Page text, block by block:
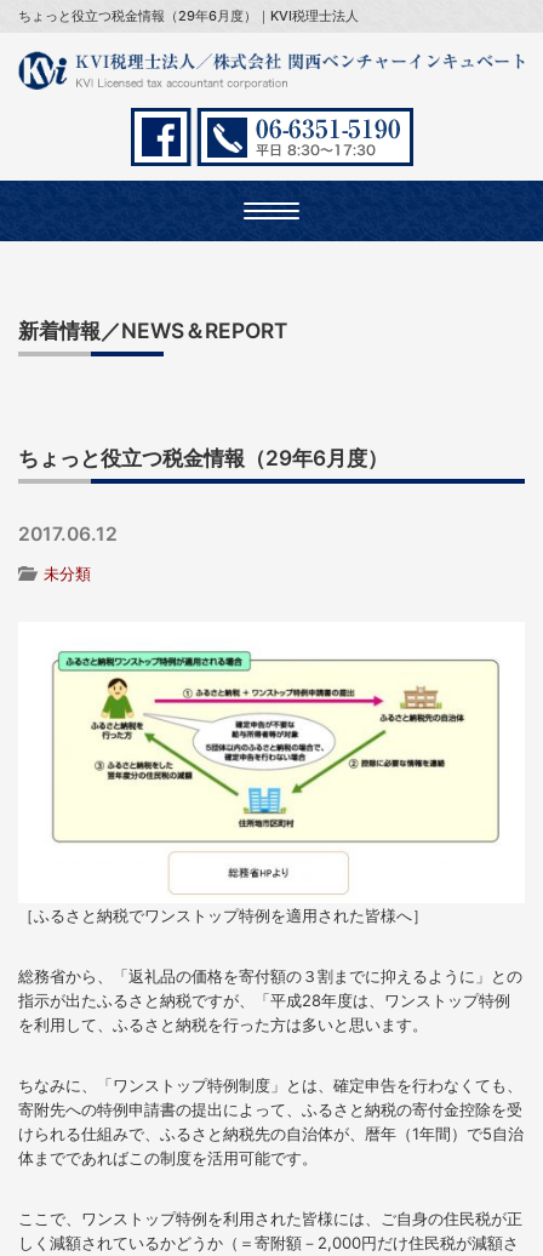
ちょっと役立つ税金情報（29年6月度）｜KVI税理士法人
Toggle
navigation
新着情報／NEWS＆REPORT
ちょっと役立つ税金情報（29年6月度）
2017.06.12
未分類
［ふるさと納税でワンストップ特例を適用された皆様へ］
総務省から、「返礼品の価格を寄付額の３割までに抑えるように」との
指示が出たふるさと納税ですが、「平成28年度は、ワンストップ特例
を利用して、ふるさと納税を行った方は多いと思います。
ちなみに、「ワンストップ特例制度」とは、確定申告を行わなくても、
寄附先への特例申請書の提出によって、ふるさと納税の寄付金控除を受
けられる仕組みで、ふるさと納税先の自治体が、暦年（1年間）で5自治
体までであればこの制度を活用可能です。
ここで、ワンストップ特例を利用された皆様には、ご自身の住民税が正
しく減額されているかどうか（＝寄附額－2,000円だけ住民税が減額さ